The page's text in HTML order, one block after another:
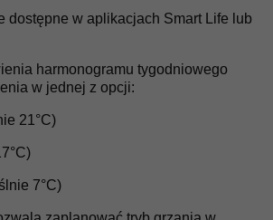
dostępne w aplikacjach Smart Life lub
harmonogramu tygodniowego
w jednej z opcji:
21°C)
7°C)